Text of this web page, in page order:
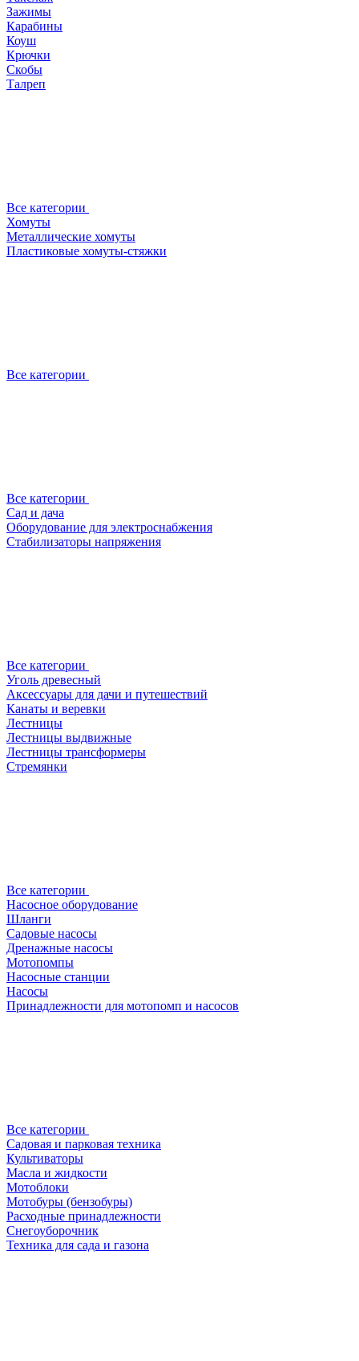
Зажимы
Карабины
Коуш
Крючки
Скобы
Талреп
Все категории
Хомуты
Металлические хомуты
Пластиковые хомуты-стяжки
Все категории
Все категории
Сад и дача
Оборудование для электроснабжения
Стабилизаторы напряжения
Все категории
Уголь древесный
Аксессуары для дачи и путешествий
Канаты и веревки
Лестницы
Лестницы выдвижные
Лестницы трансформеры
Стремянки
Все категории
Насосное оборудование
Шланги
Садовые насосы
Дренажные насосы
Мотопомпы
Насосные станции
Насосы
Принадлежности для мотопомп и насосов
Все категории
Садовая и парковая техника
Культиваторы
Масла и жидкости
Мотоблоки
Мотобуры (бензобуры)
Расходные принадлежности
Снегоуборочник
Техника для сада и газона